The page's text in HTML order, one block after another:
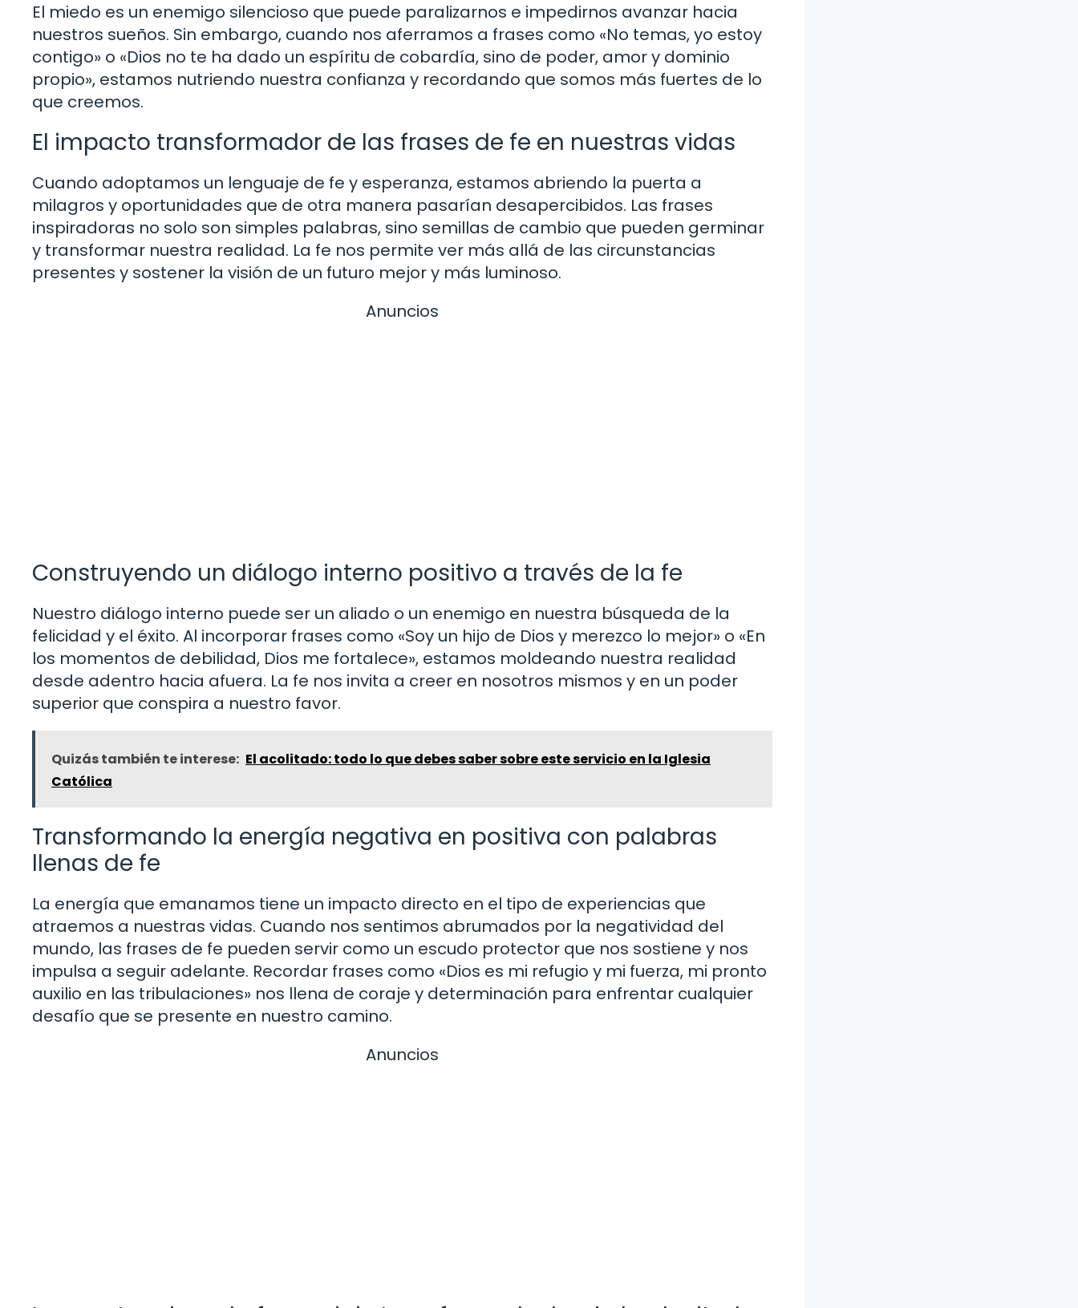
El miedo es un enemigo silencioso que puede paralizarnos e impedirnos avanzar hacia
nuestros sueños. Sin embargo, cuando nos aferramos a frases como «No temas, yo estoy
contigo» o «Dios no te ha dado un espíritu de cobardía, sino de poder, amor y dominio
propio», estamos nutriendo nuestra confianza y recordando que somos más fuertes de lo
que creemos.
El impacto transformador de las frases de fe en nuestras vidas
Cuando adoptamos un lenguaje de fe y esperanza, estamos abriendo la puerta a
milagros y oportunidades que de otra manera pasarían desapercibidos. Las frases
inspiradoras no solo son simples palabras, sino semillas de cambio que pueden germinar
y transformar nuestra realidad. La fe nos permite ver más allá de las circunstancias
presentes y sostener la visión de un futuro mejor y más luminoso.
Anuncios
Construyendo un diálogo interno positivo a través de la fe
Nuestro diálogo interno puede ser un aliado o un enemigo en nuestra búsqueda de la
felicidad y el éxito. Al incorporar frases como «Soy un hijo de Dios y merezco lo mejor» o «En
los momentos de debilidad, Dios me fortalece», estamos moldeando nuestra realidad
desde adentro hacia afuera. La fe nos invita a creer en nosotros mismos y en un poder
superior que conspira a nuestro favor.
Quizás también te interese: El acolitado: todo lo que debes saber sobre este servicio en la Iglesia
Católica
Transformando la energía negativa en positiva con palabras
llenas de fe
La energía que emanamos tiene un impacto directo en el tipo de experiencias que
atraemos a nuestras vidas. Cuando nos sentimos abrumados por la negatividad del
mundo, las frases de fe pueden servir como un escudo protector que nos sostiene y nos
impulsa a seguir adelante. Recordar frases como «Dios es mi refugio y mi fuerza, mi pronto
auxilio en las tribulaciones» nos llena de coraje y determinación para enfrentar cualquier
desafío que se presente en nuestro camino.
Anuncios